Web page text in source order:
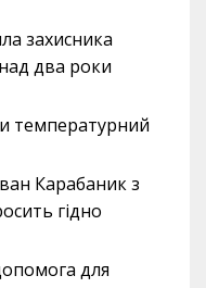
захисника
два роки
температурний
Карабаник з
гідно
для